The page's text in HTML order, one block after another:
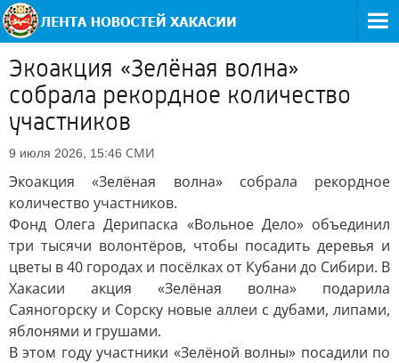
Экоакция «Зелёная волна»
собрала рекордное количество
участников
9 июля 2026, 15:46 СМИ
Экоакция «Зелёная волна» собрала рекордное
количество участников.
Фонд Олега Дерипаска «Вольное Дело» объединил
три тысячи волонтёров, чтобы посадить деревья и
цветы в 40 городах и посёлках от Кубани до Сибири. В
Хакасии акция «Зелёная волна» подарила
Саяногорску и Сорску новые аллеи с дубами, липами,
яблонями и грушами.
В этом году участники «Зелёной волны» посадили по